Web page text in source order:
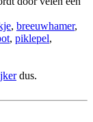
, breeuwhamer,
, piklepel,
dus.